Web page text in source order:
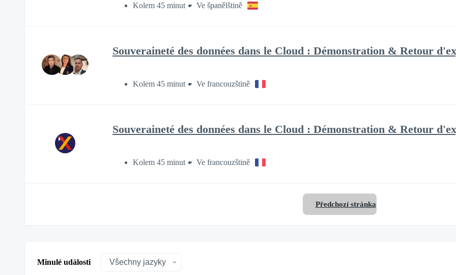
Kolem 45 minut Ve španělštině
Souveraineté des données dans le Cloud : Démonstration & Retour
Kolem 45 minut Ve francouzštině
Souveraineté des données dans le Cloud : Démonstration & Retour
Kolem 45 minut Ve francouzštině
Předchozí stránka
Minulé události